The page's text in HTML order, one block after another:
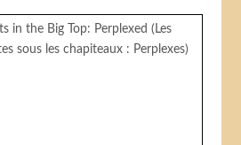
in the Big Top: Perplexed (Les
sous les chapiteaux : Perplexes)